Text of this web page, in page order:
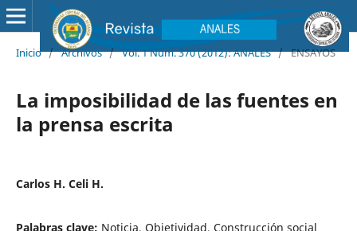
Inicio / Archivos / Vol. 1 Núm. 370 (2012): ANALES / ENSAYOS
La imposibilidad de las fuentes en
la prensa escrita
Carlos H. Celi H.
Palabras clave: Noticia, Objetividad, Construcción social